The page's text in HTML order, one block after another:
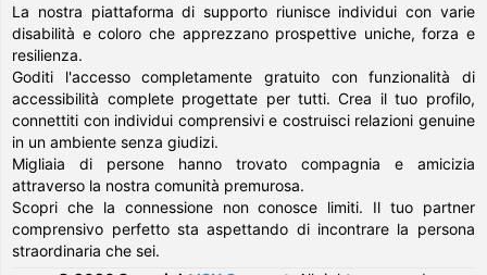
La nostra piattaforma di supporto riunisce individui con varie
disabilità e coloro che apprezzano prospettive uniche, forza e
resilienza.
Goditi l'accesso completamente gratuito con funzionalità di
accessibilità complete progettate per tutti. Crea il tuo profilo,
connettiti con individui comprensivi e costruisci relazioni genuine
in un ambiente senza giudizi.
Migliaia di persone hanno trovato compagnia e amicizia
attraverso la nostra comunità premurosa.
Scopri che la connessione non conosce limiti. Il tuo partner
comprensivo perfetto sta aspettando di incontrare la persona
straordinaria che sei.